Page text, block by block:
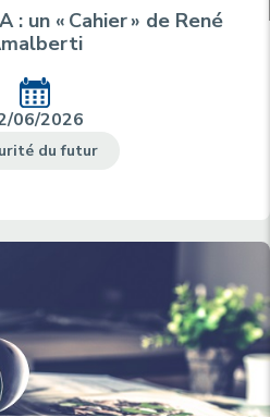
: un « Cahier » de René
06/2026
du futur